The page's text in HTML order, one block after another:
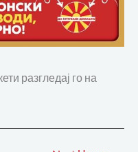
разгледај го на